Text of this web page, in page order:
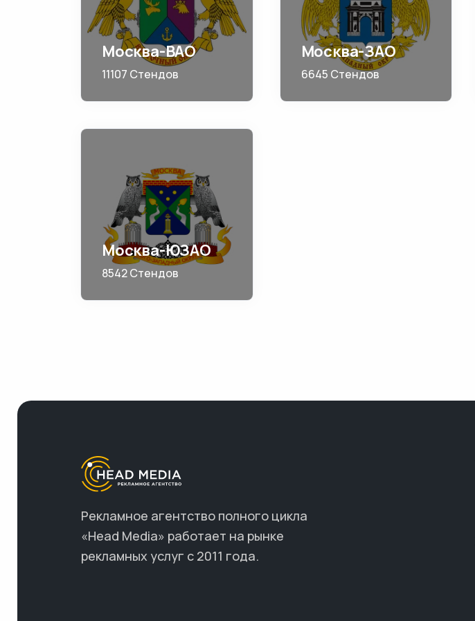
Москва-ВАО
11107 Стендов
Москва-ЗАО
6645 Стендов
Москва-ЮЗАО
8542 Стендов
Рекламное агентство полного цикла
«Head Media» работает на рынке
рекламных услуг с 2011 года.